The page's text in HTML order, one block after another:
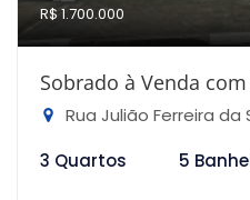
R$ 1.700.000
Sobrado à Venda
Rua Julião Ferreira da Silva -
3 Quartos
5